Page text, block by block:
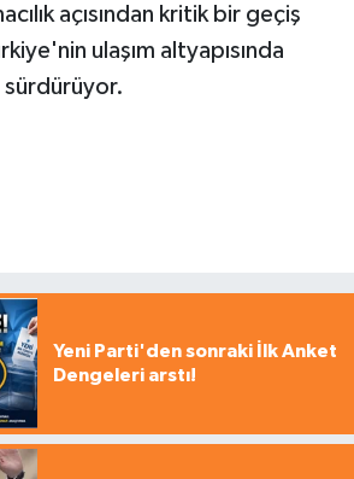
açısından kritik bir geçiş
ulaşım altyapısında
Yeni Parti'den sonraki İlk Anket
Dengeleri arstı!